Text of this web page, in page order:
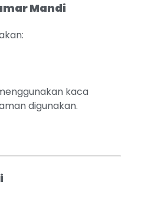
Mandi
kaca
digunakan.